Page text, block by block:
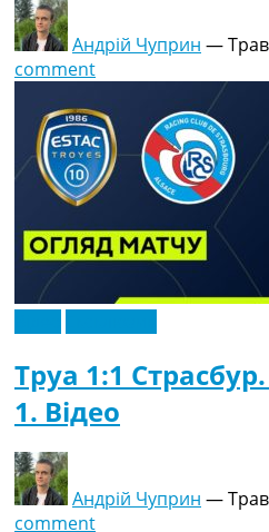
Андрій Чуприн —
comment
Труа 1:1
1. Відео
Андрій Чуприн —
comment